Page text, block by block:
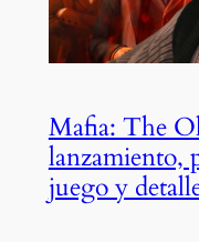
Mafia: The
lanzamiento,
juego y